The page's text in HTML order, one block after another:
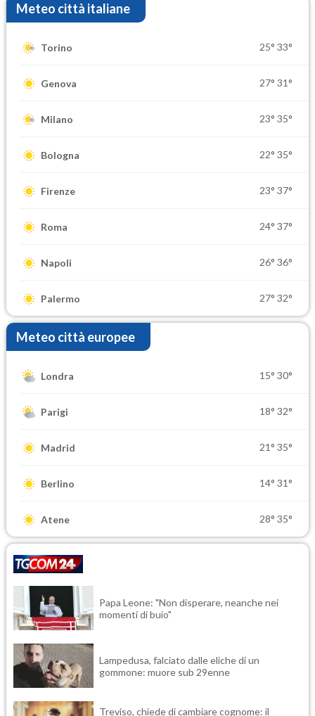
Meteo città italiane
Torino 25° 33°
Genova 27° 31°
Milano 23° 35°
Bologna 22° 35°
Firenze 23° 37°
Roma 24° 37°
Napoli 26° 36°
Palermo 27° 32°
Meteo città europee
Londra 15° 30°
Parigi 18° 32°
Madrid 21° 35°
Berlino 14° 31°
Atene 28° 35°
Papa Leone: "Non disperare, neanche nei
momenti di buio"
Lampedusa, falciato dalle eliche di un
gommone: muore sub 29enne
Treviso, chiede di cambiare cognome: il